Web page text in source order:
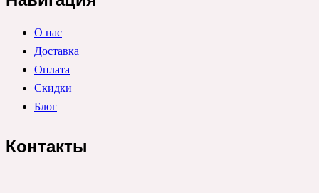
О нас
Доставка
Оплата
Скидки
Блог
Контакты